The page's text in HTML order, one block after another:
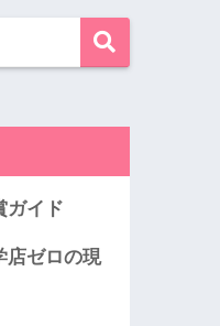
ガイド
店ゼロの現